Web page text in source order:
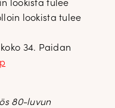
lookista tulee
lookista tulee
34. Paidan
80-luvun